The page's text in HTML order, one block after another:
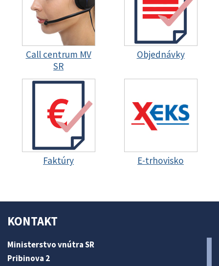
Call centrum MV
SR
Objednávky
Faktúry E-trhovisko
KONTAKT
Ministerstvo vnútra SR
Pribinova 2